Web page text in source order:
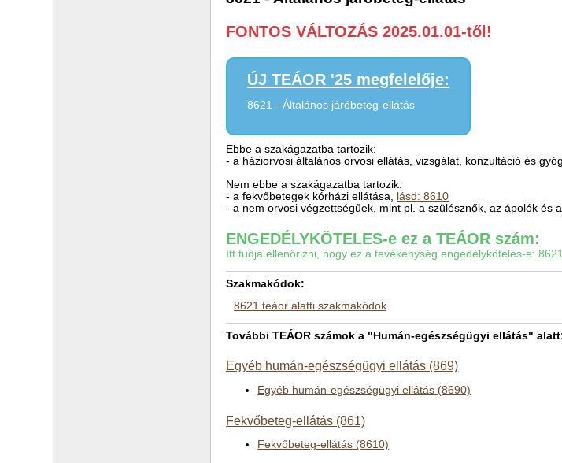
FONTOS VÁLTOZÁS 2025.01.01-től!
ÚJ TEÁOR '25 megfelelője:
8621 - Általános járóbeteg-ellátás
Ebbe a szakágazatba tartozik:
- a háziorvosi általános orvosi ellátás, vizsgálat, konzultáció és
Nem ebbe a szakágazatba tartozik:
- a fekvőbetegek kórházi ellátása, lásd: 8610
- a nem orvosi végzettségűek, mint pl. a szülésznők, az ápolók és
ENGEDÉLYKÖTELES-e ez a TEÁOR szám:
Itt tudja ellenőrizni, hogy ez a tevékenység engedélyköteles-e: 8621
Szakmakódok:
8621 teáor alatti szakmakódok
További TEÁOR számok a "Humán-egészségügyi ellátás"
Egyéb humán-egészségügyi ellátás (869)
Egyéb humán-egészségügyi ellátás (8690)
Fekvőbeteg-ellátás (861)
Fekvőbeteg-ellátás (8610)